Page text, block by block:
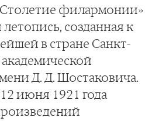
филармонии»
созданная к
в стране Санкт-
Д. Д. Шостаковича.
июня 1921 года